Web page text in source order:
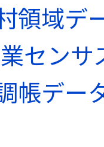
領域デ
セン
帳デー